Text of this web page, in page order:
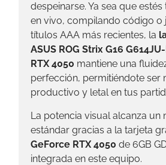
despeinarse. Ya sea que
en vivo, compilando código o
títulos AAA más recientes, la
ASUS ROG Strix G16
RTX 4050 mantiene una
perfección, permitiéndote ser
productivo y letal en tus
La potencia visual alcanza un
estándar gracias a la tarjeta
GeForce RTX 4050 de 6GB
integrada en este equipo.